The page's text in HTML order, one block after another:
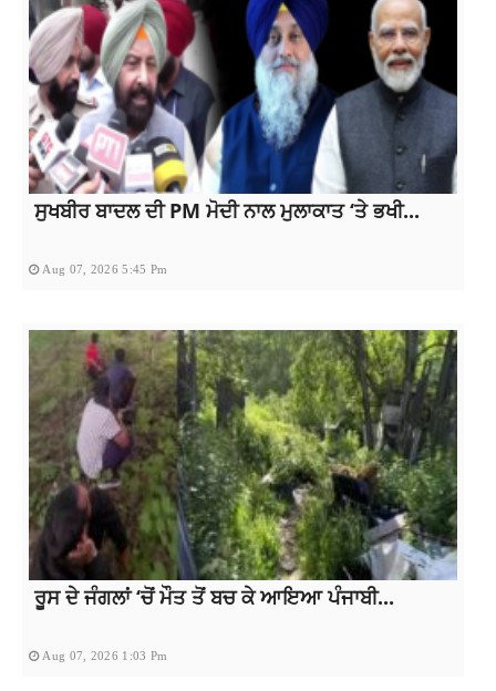
ਸੁਖਬੀਰ ਬਾਦਲ ਦੀ PM ਮੋਦੀ ਨਾਲ ਮੁਲਾਕਾਤ ‘ਤੇ ਭਖੀ...
Aug 07, 2026 5:45 Pm
ਰੂਸ ਦੇ ਜੰਗਲਾਂ ‘ਚੋਂ ਮੌਤ ਤੋਂ ਬਚ ਕੇ ਆਇਆ ਪੰਜਾਬੀ...
Aug 07, 2026 1:03 Pm